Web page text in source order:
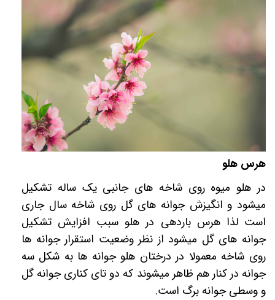
هرس هلو
در هلو میوه روی شاخه های جانبی یک ساله تشکیل
میشود و انگیزش جوانه های گل روی شاخه سال جاری
است لذا هرس باردهی در هلو سبب افزایش تشکیل
جوانه های گل میشود از نظر وضعیت استقرار جوانه ها
روی شاخه معمولا در درختان هلو جوانه ها به شکل سه
جوانه در کنار هم ظاهر میشوند که دو تای کناری جوانه گل
و وسطی جوانه برگ است.